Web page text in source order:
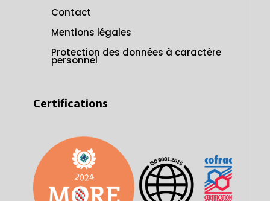
Contact
Mentions légales
Protection des données à caractère
personnel
Certifications